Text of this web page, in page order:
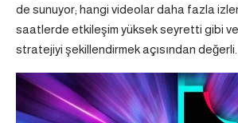
de sunuyor; hangi videolar daha fazla
saatlerde etkileşim yüksek seyretti gibi
stratejiyi şekillendirmek açısından değerli.